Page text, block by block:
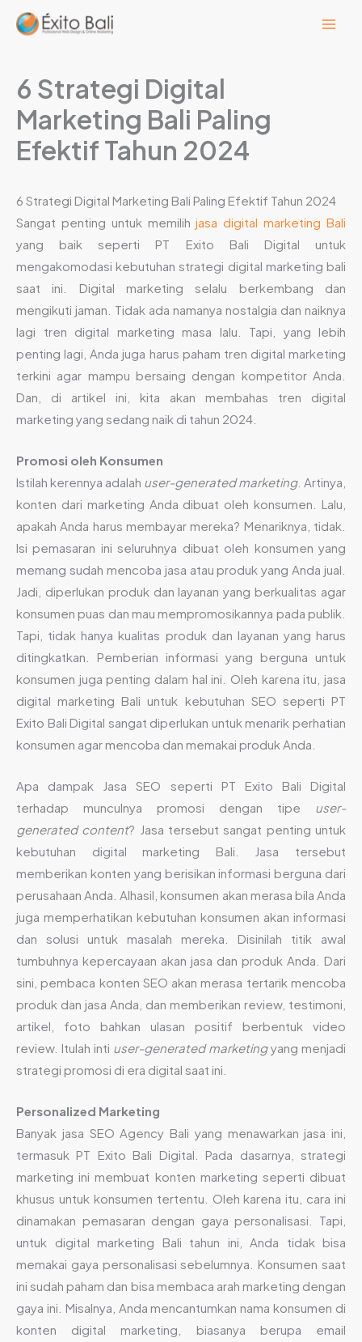
Lewati
6 Strategi Digital
Marketing Bali Paling
Efektif Tahun 2024
6 Strategi Digital Marketing Bali Paling Efektif Tahun 2024
Sangat penting untuk memilihjasa digital marketing Bali
yang baik seperti PT Exito Bali Digital untuk
mengakomodasi kebutuhan strategi digital marketing bali
saat ini. Digital marketing selalu berkembang dan
mengikuti jaman. Tidak ada namanya nostalgia dan naiknya
lagi tren digital marketing masa lalu. Tapi, yang lebih
penting lagi, Anda juga harus paham tren digital marketing
terkini agar mampu bersaing dengan kompetitor Anda.
Dan, di artikel ini, kita akan membahas tren digital
marketing yang sedang naik di tahun 2024.
Promosi oleh Konsumen
Istilah kerennya adalah user-generated marketing. Artinya,
konten dari marketing Anda dibuat oleh konsumen. Lalu,
apakah Anda harus membayar mereka? Menariknya, tidak.
Isi pemasaran ini seluruhnya dibuat oleh konsumen yang
memang sudah mencoba jasa atau produk yang Anda jual.
Jadi, diperlukan produk dan layanan yang berkualitas agar
konsumen puas dan mau mempromosikannya pada publik.
Tapi, tidak hanya kualitas produk dan layanan yang harus
ditingkatkan. Pemberian informasi yang berguna untuk
konsumen juga penting dalam hal ini. Oleh karena itu, jasa
digital marketing Bali untuk kebutuhan SEO seperti PT
Exito Bali Digital sangat diperlukan untuk menarik perhatian
konsumen agar mencoba dan memakai produk Anda.
Apa dampak Jasa SEO seperti PT Exito Bali Digital
terhadap munculnya promosi dengan tipe user-
generated content? Jasa tersebut sangat penting untuk
kebutuhan digital marketing Bali. Jasa tersebut
memberikan konten yang berisikan informasi berguna dari
perusahaan Anda. Alhasil, konsumen akan merasa bila Anda
juga memperhatikan kebutuhan konsumen akan informasi
dan solusi untuk masalah mereka. Disinilah titik awal
tumbuhnya kepercayaan akan jasa dan produk Anda. Dari
sini, pembaca konten SEO akan merasa tertarik mencoba
produk dan jasa Anda, dan memberikan review, testimoni,
artikel, foto bahkan ulasan positif berbentuk video
review. Itulah inti user-generated marketingyang menjadi
strategi promosi di era digital saat ini.
Personalized Marketing
Banyak jasa SEO Agency Bali yang menawarkan jasa ini,
termasuk PT Exito Bali Digital. Pada dasarnya, strategi
marketing ini membuat konten marketing seperti dibuat
khusus untuk konsumen tertentu. Oleh karena itu, cara ini
dinamakan pemasaran dengan gaya personalisasi. Tapi,
untuk digital marketing Bali tahun ini, Anda tidak bisa
memakai gaya personalisasi sebelumnya. Konsumen saat
ini sudah paham dan bisa membaca arah marketing dengan
gaya ini. Misalnya, Anda mencantumkan nama konsumen di
konten digital marketing, biasanya berupa email